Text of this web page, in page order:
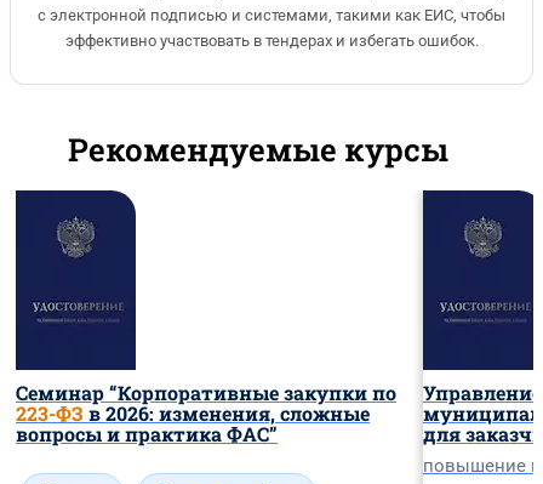
с электронной подписью и системами, такими как ЕИС, чтобы
эффективно участвовать в тендерах и избегать ошибок.
Рекомендуемые курсы
Семинар “Корпоративные закупки по
223-ФЗ в 2026: изменения, сложные
вопросы и практика ФАС”
для
повышение